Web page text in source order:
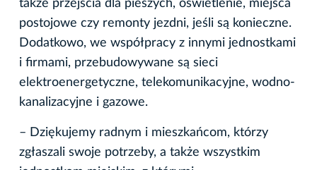
także przejścia dla pieszych, oświetlenie, miejsca
postojowe czy remonty jezdni, jeśli są konieczne.
Dodatkowo, we współpracy z innymi jednostkami
i firmami, przebudowywane są sieci
elektroenergetyczne, telekomunikacyjne, wodno-
kanalizacyjne i gazowe.
– Dziękujemy radnym i mieszkańcom, którzy
zgłaszali swoje potrzeby, a także wszystkim